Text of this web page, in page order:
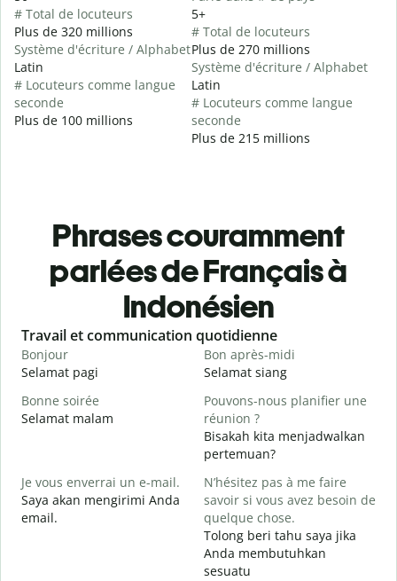
# Total de locuteurs
Plus de 320 millions
Système d'écriture / Alphabet
Latin
# Locuteurs comme langue
seconde
Plus de 100 millions
5+
# Total de locuteurs
Plus de 270 millions
Système d'écriture / Alphabet
Latin
# Locuteurs comme langue
seconde
Plus de 215 millions
Phrases couramment
parlées de Français à
Indonésien
Slide 1 of 6
Travail et communication quotidienne
Bonjour
Selamat pagi
Bon après-midi
Selamat siang
Bonne soirée
Selamat malam
Pouvons-nous planifier une
réunion ?
Bisakah kita menjadwalkan
pertemuan?
Je vous enverrai un e-mail.
Saya akan mengirimi Anda
email.
N’hésitez pas à me faire
savoir si vous avez besoin de
quelque chose.
Tolong beri tahu saya jika
Anda membutuhkan
sesuatu